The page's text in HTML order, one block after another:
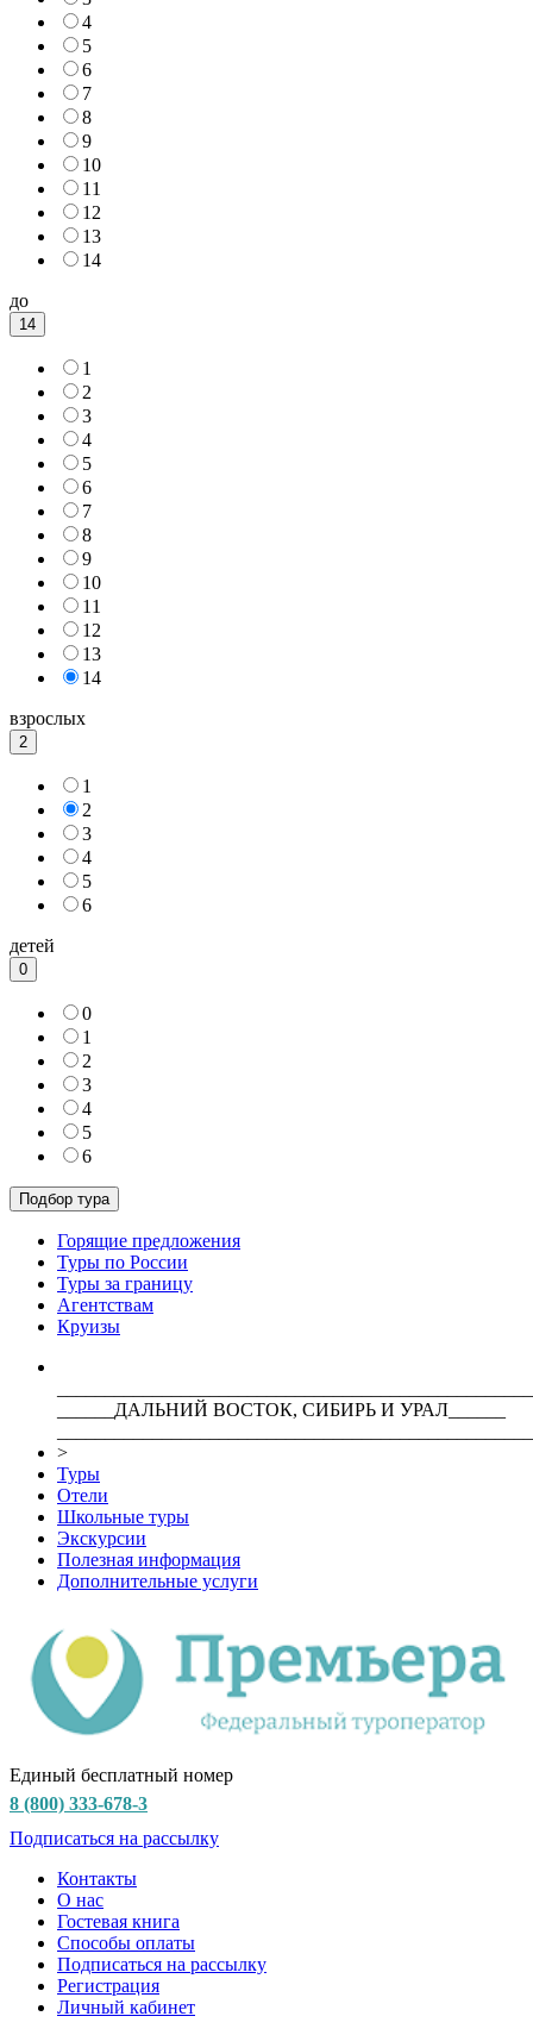
4
5
6
7
8
9
10
11
12
13
14
до
14
1
2
3
4
5
6
7
8
9
10
11
12
13
14
взрослых
2
1
2
3
4
5
6
детей
0
0
1
2
3
4
5
6
Горящие предложения
Туры по России
Туры за границу
Агентствам
Круизы
______ДАЛЬНИЙ ВОСТОК, СИБИРЬ И УРАЛ______
>
Туры
Отели
Школьные туры
Экскурсии
Полезная информация
Дополнительные услуги
Единый бесплатный номер
8 (800) 333-678-3
Подписаться на рассылку
Контакты
О нас
Гостевая книга
Способы оплаты
Подписаться на рассылку
Регистрация
Личный кабинет